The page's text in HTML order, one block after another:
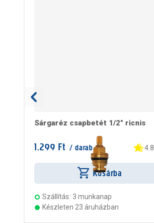
Sárgaréz csapbetét 1/2" ricnis
1.299 Ft / darab 4.8
Kosárba
Szállítás: 3 munkanap
Készleten 23 áruházban